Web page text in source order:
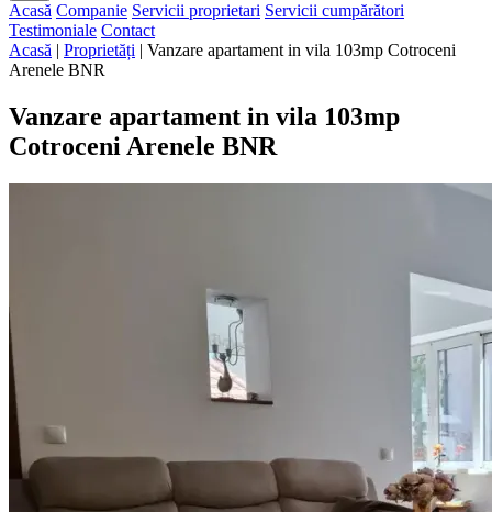
Acasă Companie Servicii proprietari Servicii cumpărători
Testimoniale Contact
Acasă | Proprietăți | Vanzare apartament in vila 103mp Cotroceni
Arenele BNR
Vanzare apartament in vila 103mp
Cotroceni Arenele BNR